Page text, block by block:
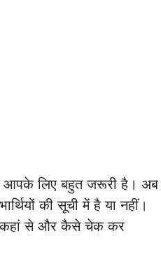
आपके लिए बहुत जरूरी है। अब
की सूची में है या नहीं।
कहां से और कैसे चेक कर